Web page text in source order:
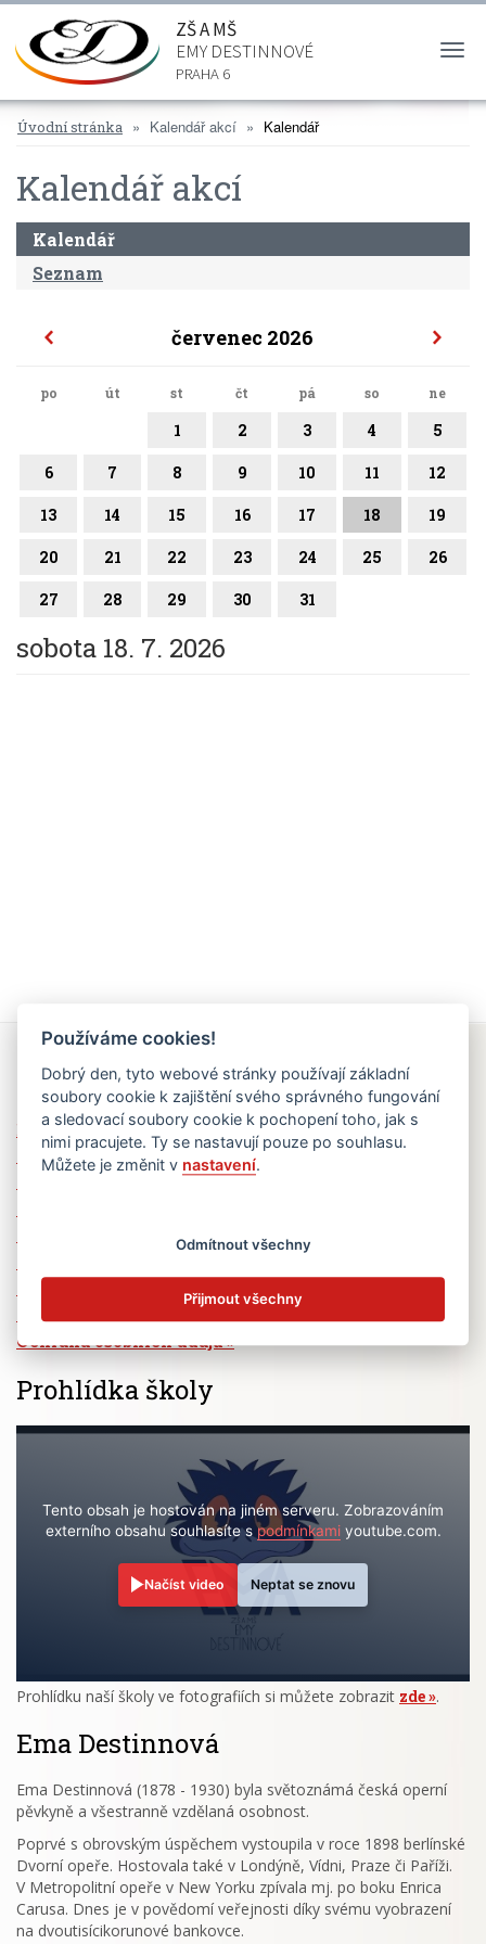
ZŠ A MŠ
EMY DESTINNOVÉ
PRAHA 6
Úvodní stránka Kalendář akcí Kalendář
Kalendář akcí
Kalendář
Seznam
červenec 2026
po út st čt pá so ne
1 2 3 4 5
6 7 8 9 10 11 12
13 14 15 16 17 18 19
20 21 22 23 24 25 26
27 28 29 30 31
sobota 18. 7. 2026
Rychlé odkazy
Elektronická žákovská knížka
Jídelní lístek
Volná pracovní místa
Zřizovatel školy (MČ Praha 6)
Ochrana osobních údajů
Prohlídka školy
Tento obsah je hostován na jiném serveru. Zobrazováním
externího obsahu souhlasíte spodmínkamiyoutube.com.
Načíst video Neptat se znovu
Prohlídku naší školy ve fotografiích si můžete zobrazit zde .
Ema Destinnová
Ema Destinnová (1878 - 1930) byla světoznámá česká operní
pěvkyně a všestranně vzdělaná osobnost.
Poprvé s obrovským úspěchem vystoupila v roce 1898 berlínské
Dvorní opeře. Hostovala také v Londýně, Vídni, Praze či Paříži.
V Metropolitní opeře v New Yorku zpívala mj. po boku Enrica
Carusa. Dnes je v povědomí veřejnosti díky svému vyobrazení
na dvoutisícikorunové bankovce.
Používáme cookies!
Dobrý den, tyto webové stránky používají základní
soubory cookie k zajištění svého správného fungování
a sledovací soubory cookie k pochopení toho, jak s
nimi pracujete. Ty se nastavují pouze po souhlasu.
Můžete je změnit v nastavení.
Odmítnout všechny
Přijmout všechny